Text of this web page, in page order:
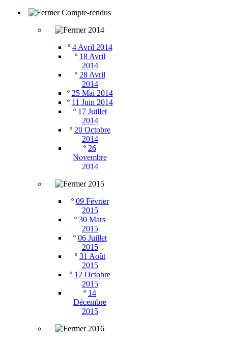
Compte-rendus
2014
º 4 Avril 2014
º 18 Avril
2014
º 28 Avril
2014
º 25 Mai 2014
º 11 Juin 2014
º 17 Juillet
2014
º 20 Octobre
2014
º 26
Novembre
2014
2015
º 09 Février
2015
º 30 Mars
2015
º 06 Juillet
2015
º 31 Août
2015
º 12 Octobre
2015
º 14
Décembre
2015
2016